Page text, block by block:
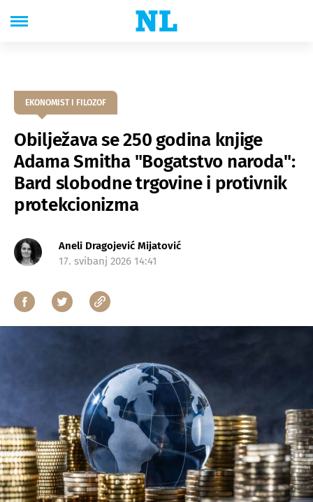
EKONOMIST I FILOZOF
Obilježava se 250 godina knjige
Adama Smitha "Bogatstvo naroda":
Bard slobodne trgovine i protivnik
protekcionizma
Aneli Dragojević Mijatović
17. svibanj 2026 14:41